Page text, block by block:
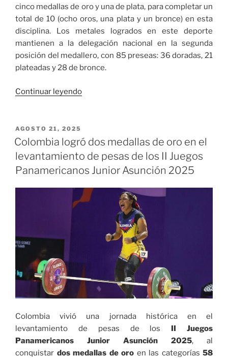
cinco medallas de oro y una de plata, para completar un
total de 10 (ocho oros, una plata y un bronce) en esta
disciplina. Los metales logrados en este deporte
mantienen a la delegación nacional en la segunda
posición del medallero, con 85 preseas: 36 doradas, 21
plateadas y 28 de bronce.
Continuar leyendo«Colombia
en
el
medallero
de
los
Juegos
Panamericanos
Asunción
PUBLICADO
EL
AGOSTO 21, 2025
Colombia logró dos medallas de oro en el
levantamiento de pesas de los II Juegos
Panamericanos Junior Asunción 2025
Colombia vivió una jornada histórica en el
levantamiento de pesas de los II Juegos
Panamericanos Junior Asunción 2025, al
conquistar dos medallas de oro en las categorías 58